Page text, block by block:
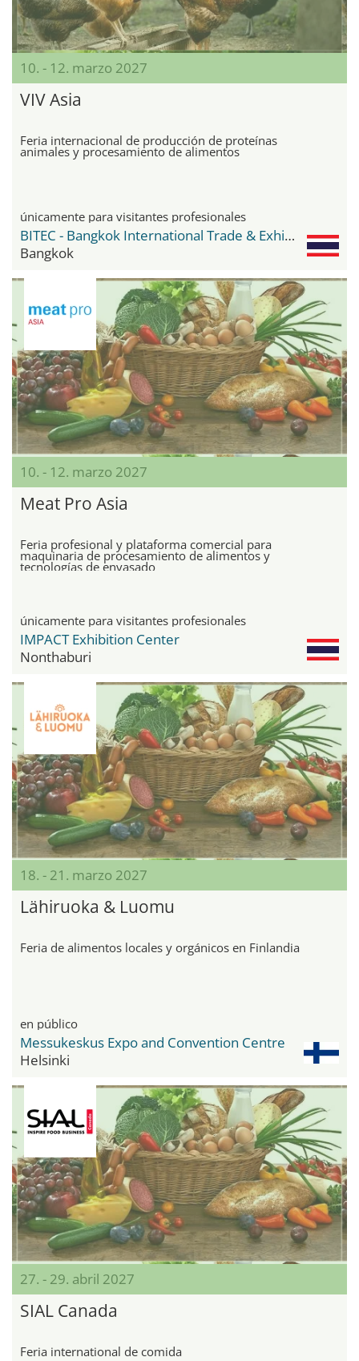
10. - 12. marzo 2027
VIV Asia
Feria internacional de producción de proteínas
animales y procesamiento de alimentos
únicamente para visitantes profesionales
BITEC - Bangkok International Trade & Exhibition Center
Bangkok
10. - 12. marzo 2027
Meat Pro Asia
Feria profesional y plataforma comercial para
maquinaria de procesamiento de alimentos y
tecnologías de envasado
únicamente para visitantes profesionales
IMPACT Exhibition Center
Nonthaburi
18. - 21. marzo 2027
Lähiruoka & Luomu
Feria de alimentos locales y orgánicos en Finlandia
en público
Messukeskus Expo and Convention Centre
Helsinki
27. - 29. abril 2027
SIAL Canada
Feria international de comida